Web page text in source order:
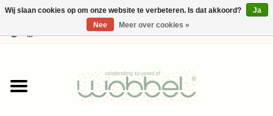
Shop
Wij slaan cookies op om onze website te verbeteren. Is dat akkoord?
Ja
Nee
Meer over cookies »